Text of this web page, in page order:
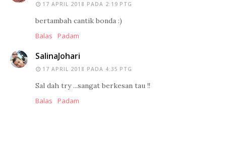
17 APRIL 2018 PADA 2:19 PTG
bertambah cantik bonda :)
Balas
Padam
SalinaJohari
17 APRIL 2018 PADA 4:35 PTG
Sal dah try ...sangat berkesan tau !!
Balas
Padam